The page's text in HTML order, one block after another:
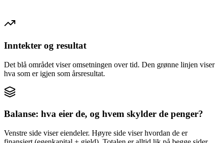
Inntekter og resultat
Det blå området viser omsetningen over tid. Den grønne linjen viser
hva som er igjen som årsresultat.
Balanse: hva eier de, og hvem skylder de penger?
Venstre side viser eiendeler. Høyre side viser hvordan de er